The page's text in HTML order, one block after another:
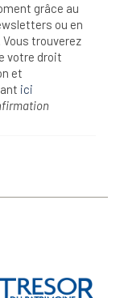
grâce au
ou en
trouverez
votre droit
et
ici